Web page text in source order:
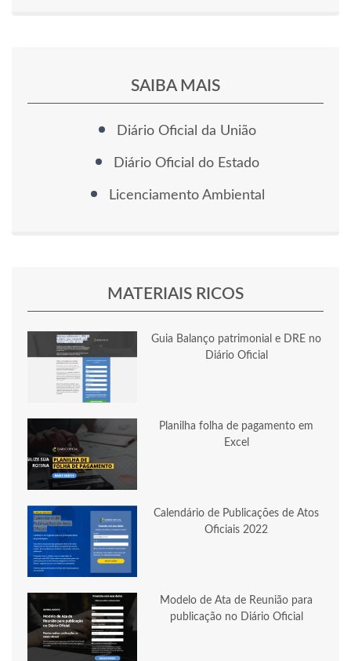
SAIBA MAIS
Diário Oficial da União
Diário Oficial do Estado
Licenciamento Ambiental
MATERIAIS RICOS
Guia Balanço patrimonial e DRE no
Diário Oficial
Planilha folha de pagamento em
Excel
Calendário de Publicações de Atos
Oficiais 2022
Modelo de Ata de Reunião para
publicação no Diário Oficial